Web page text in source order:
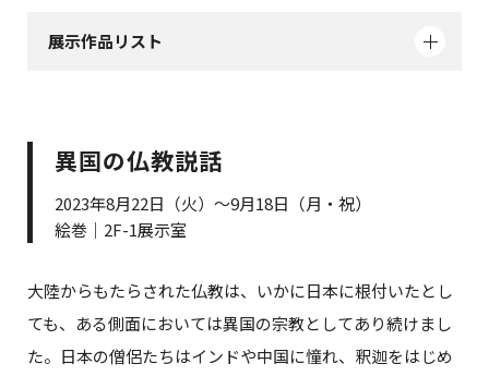
展示作品リスト
異国の仏教説話
2023年8月22日（火）～9月18日（月・祝）
絵巻｜2F-1展示室
大陸からもたらされた仏教は、いかに日本に根付いたとし
ても、ある側面においては異国の宗教としてあり続けまし
た。日本の僧侶たちはインドや中国に憧れ、釈迦をはじめ